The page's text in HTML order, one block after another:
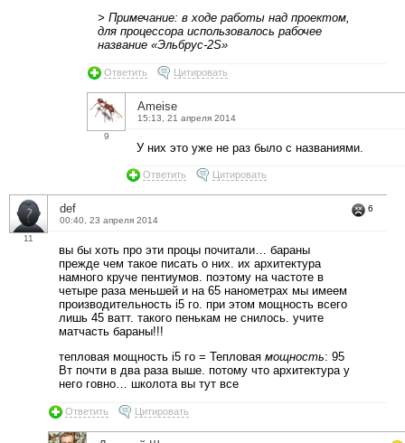
> Примечание: в ходе работы над проектом,
для процессора использовалось рабочее
название «Эльбрус-2S»
Ответить Цитировать
9
Ameise
15:13, 21 апреля 2014
У них это уже не раз было с названиями.
Ответить Цитировать
11
def
00:40, 23 апреля 2014
6
вы бы хоть про эти процы почитали… бараны
прежде чем такое писать о них. их архитектура
намного круче пентиумов. поэтому на частоте в
четыре раза меньшей и на 65 нанометрах мы имеем
производительность i5 го. при этом мощность всего
лишь 45 ватт. такого пенькам не снилось. учите
матчасть бараны!!!
тепловая мощность i5 го = Тепловая мощность: 95
Вт почти в два раза выше. потому что архитектура у
него говно… школота вы тут все
Ответить Цитировать